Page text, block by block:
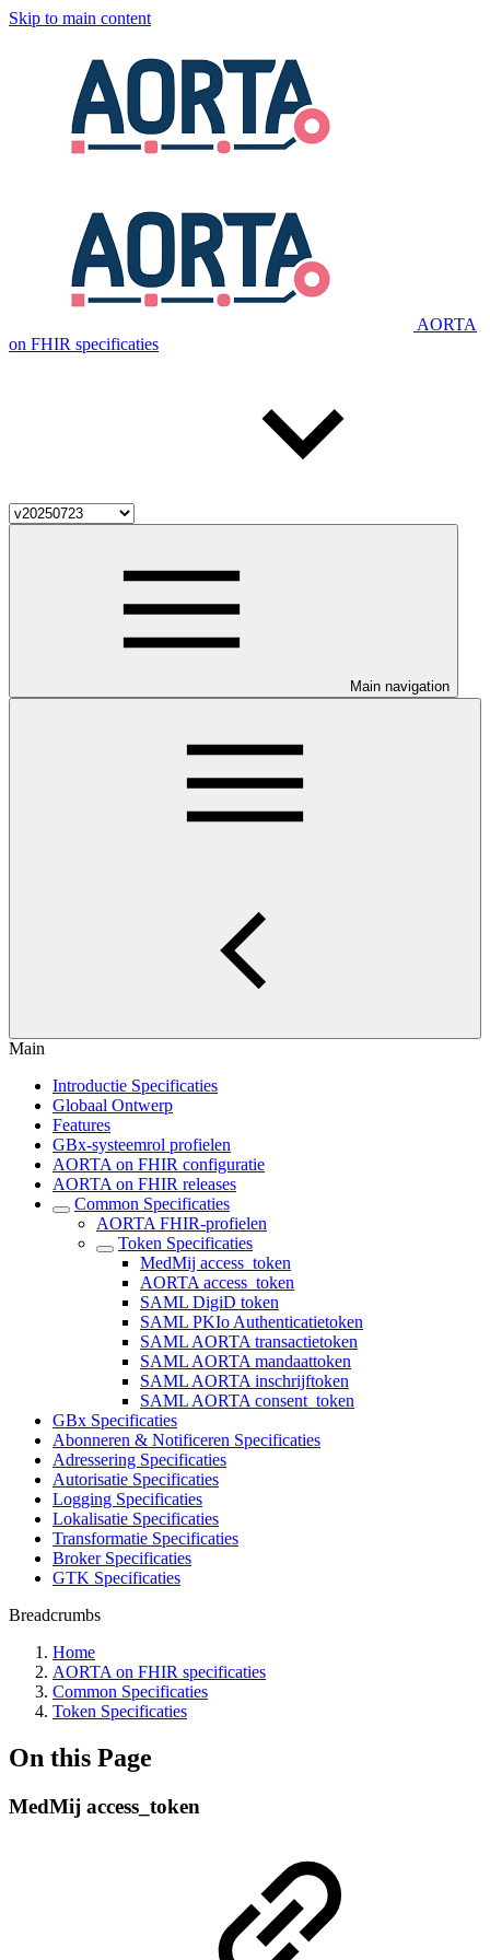
Skip to main content
AORTA
on FHIR specificaties
Main navigation
Main
Introductie Specificaties
Globaal Ontwerp
Features
GBx-systeemrol profielen
AORTA on FHIR configuratie
AORTA on FHIR releases
Common Specificaties
AORTA FHIR-profielen
Token Specificaties
MedMij access_token
AORTA access_token
SAML DigiD token
SAML PKIo Authenticatietoken
SAML AORTA transactietoken
SAML AORTA mandaattoken
SAML AORTA inschrijftoken
SAML AORTA consent_token
GBx Specificaties
Abonneren & Notificeren Specificaties
Adressering Specificaties
Autorisatie Specificaties
Logging Specificaties
Lokalisatie Specificaties
Transformatie Specificaties
Broker Specificaties
GTK Specificaties
Breadcrumbs
Home
AORTA on FHIR specificaties
Common Specificaties
Token Specificaties
On this Page
MedMij access_token